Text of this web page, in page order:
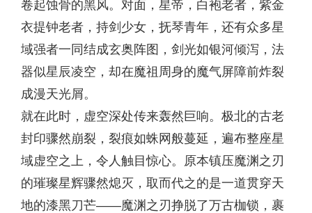
卷起蚀骨的黑风。对面，星帝，白袍老者，紫金
衣提钟老者，持剑少女，抚琴青年，还有众多星
域强者一同结成玄奥阵图，剑光如银河倾泻，法
器似星辰凌空，却在魔祖周身的魔气屏障前炸裂
成漫天光屑。
就在此时，虚空深处传来轰然巨响。极北的古老
封印骤然崩裂，裂痕如蛛网般蔓延，遍布整座星
域虚空之上，令人触目惊心。原本镇压魔渊之刃
的璀璨星辉骤然熄灭，取而代之的是一道贯穿天
地的漆黑刀芒——魔渊之刃挣脱了万古枷锁，裹